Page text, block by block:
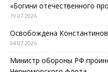
«Богини отечественного
19.07.2026
Освобождена
04.07.2026
Министр обороны РФ